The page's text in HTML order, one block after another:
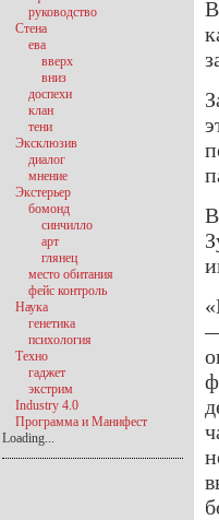
руководство
Стена
ева
вверх
вниз
доспехи
клан
тени
Эксклюзив
диалог
мнение
Экстерьер
бомонд
синчилло
арт
глянец
место обитания
фейс контроль
Наука
генетика
психология
Техно
гаджет
экстрим
Industry 4.0
Программа и Манифест
Loading...